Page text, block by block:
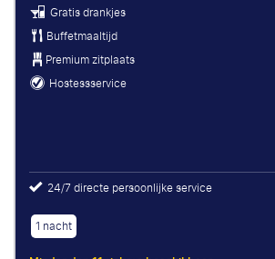
Gratis drankjes
Buffetmaaltijd
Premium zitplaats
Hostessservice
24/7 directe persoonlijke service
1 nacht